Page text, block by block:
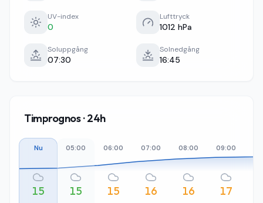
UV-index
0
Lufttryck
1012 hPa
Soluppgång
07:30
Solnedgång
16:45
Timprognos · 24h
Nu
15
05:00
15
06:00
15
07:00
16
08:00
16
09:00
17